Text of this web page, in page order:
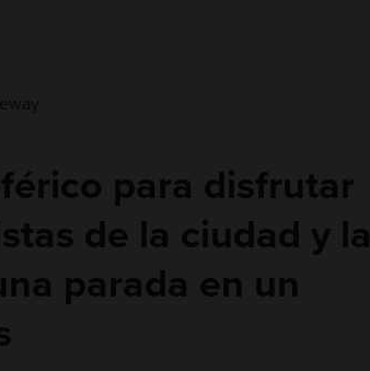
para disfrutar
de la ciudad y la
parada en un